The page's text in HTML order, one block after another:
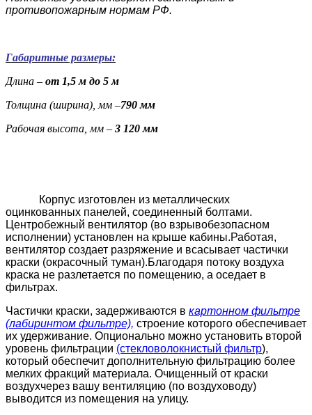
противопожарным нормам РФ.
Габаритные размеры:
Длина – от 1,5 м до 5 м
Толщина (ширина), мм –790 мм
Рабочая высота, мм – 3 120 мм
Корпус изготовлен из металлических
оцинкованных панелей, соединенный болтами.
Центробежный вентилятор (во взрывобезопасном
исполнении) установлен на крыше кабины.Работая,
вентилятор создает разряжение и всасывает частички
краски (окрасочный туман).Благодаря потоку воздуха
краска не разлетается по помещению, а оседает в
фильтрах.
Частички краски, задерживаются в картонном фильтре
(лабиринтом фильтре), строение которого обеспечивает
их удерживание. Опционально можно установить второй
уровень фильтрации (стекловолокнистый фильтр),
который обеспечит дополнительную фильтрацию более
мелких фракций материала. Очищенный от краски
воздухчерез вашу вентиляцию (по воздуховоду)
выводится из помещения на улицу.